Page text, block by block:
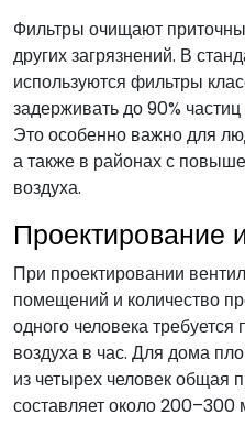
Фильтры очищают
других загрязнений. В
используются фильтры
задерживать до 90%
Это особенно важно для
а также в районах с
воздуха.
Проектирование
При проектировании
помещений и количество
одного человека
воздуха в час. Для дома
из четырех человек общая
составляет около 200–300